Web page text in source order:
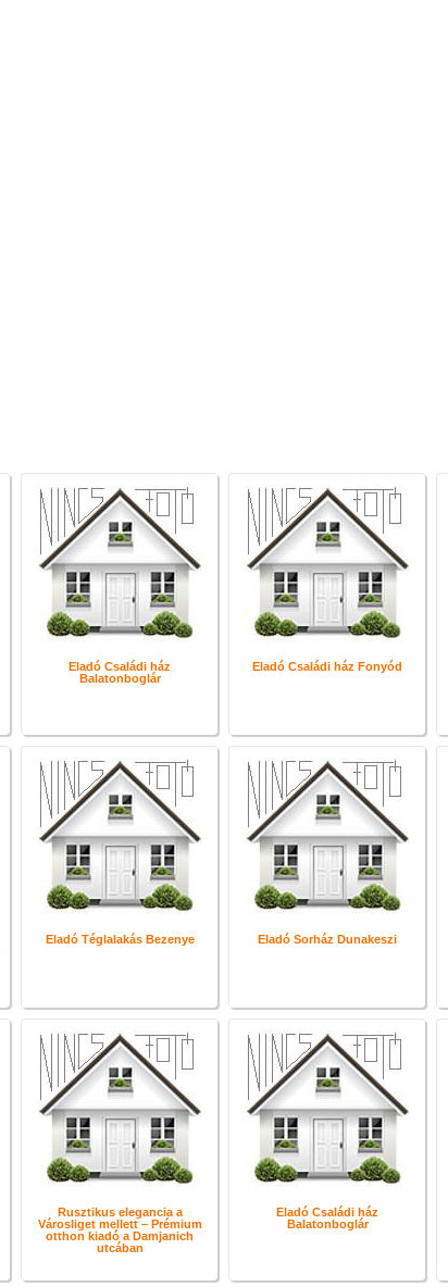
Eladó Családi ház
Balatonboglár
Eladó Családi ház Fonyód
Eladó Téglalakás Bezenye Eladó Sorház Dunakeszi
Rusztikus elegancia a
Városliget mellett – Prémium
otthon kiadó a Damjanich
utcában
Eladó Családi ház
Balatonboglár